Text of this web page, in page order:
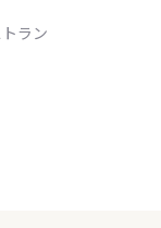
ラン